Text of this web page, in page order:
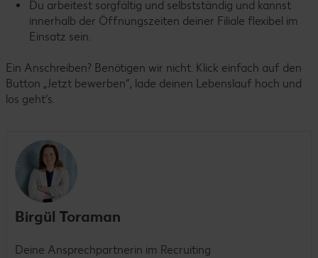
Du arbeitest sorgfältig und selbstständig und kannst
innerhalb der Öffnungszeiten deiner Filiale flexibel im
Einsatz sein.
Ein Anschreiben? Benötigen wir nicht. Klick einfach auf den
Button „Jetzt bewerben“, lade deinen Lebenslauf hoch und
los geht’s.
Birgül Toraman
Deine Ansprechpartnerin im Recruiting